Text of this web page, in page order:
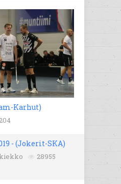
Karhut)
- (Jokerit-SKA)
28955